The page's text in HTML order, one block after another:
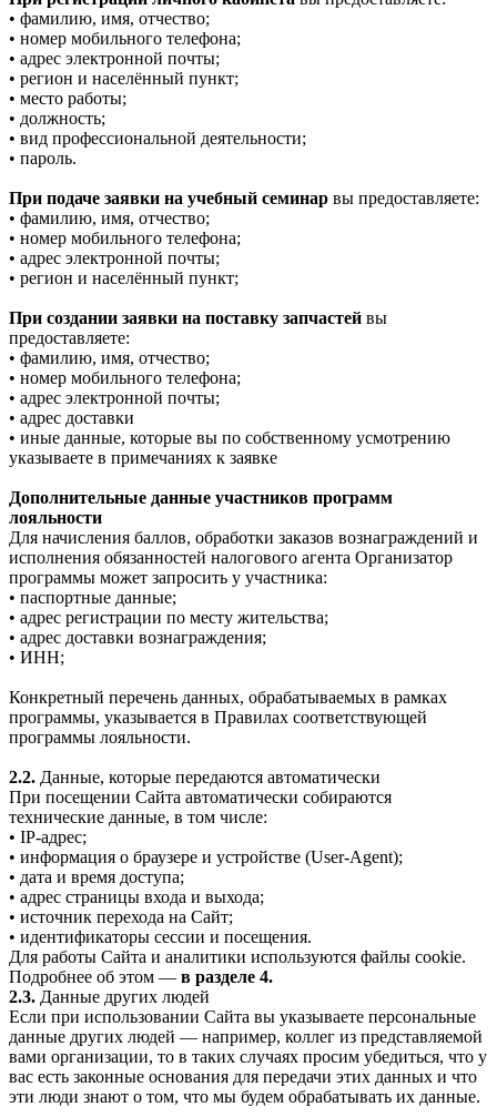
• фамилию, имя, отчество;
• номер мобильного телефона;
• адрес электронной почты;
• регион и населённый пункт;
• место работы;
• должность;
• вид профессиональной деятельности;
• пароль.
При подаче заявки на учебный семинар вы предоставляете:
• фамилию, имя, отчество;
• номер мобильного телефона;
• адрес электронной почты;
• регион и населённый пункт;
При создании заявки на поставку запчастей вы
предоставляете:
• фамилию, имя, отчество;
• номер мобильного телефона;
• адрес электронной почты;
• адрес доставки
• иные данные, которые вы по собственному усмотрению
указываете в примечаниях к заявке
Дополнительные данные участников программ
лояльности
Для начисления баллов, обработки заказов вознаграждений и
исполнения обязанностей налогового агента Организатор
программы может запросить у участника:
• паспортные данные;
• адрес регистрации по месту жительства;
• адрес доставки вознаграждения;
• ИНН;
Конкретный перечень данных, обрабатываемых в рамках
программы, указывается в Правилах соответствующей
программы лояльности.
2.2. Данные, которые передаются автоматически
При посещении Сайта автоматически собираются
технические данные, в том числе:
• IP-адрес;
• информация о браузере и устройстве (User-Agent);
• дата и время доступа;
• адрес страницы входа и выхода;
• источник перехода на Сайт;
• идентификаторы сессии и посещения.
Для работы Сайта и аналитики используются файлы cookie.
Подробнее об этом — в разделе 4.
2.3. Данные других людей
Если при использовании Сайта вы указываете персональные
данные других людей — например, коллег из представляемой
вами организации, то в таких случаях просим убедиться, что у
вас есть законные основания для передачи этих данных и что
эти люди знают о том, что мы будем обрабатывать их данные.